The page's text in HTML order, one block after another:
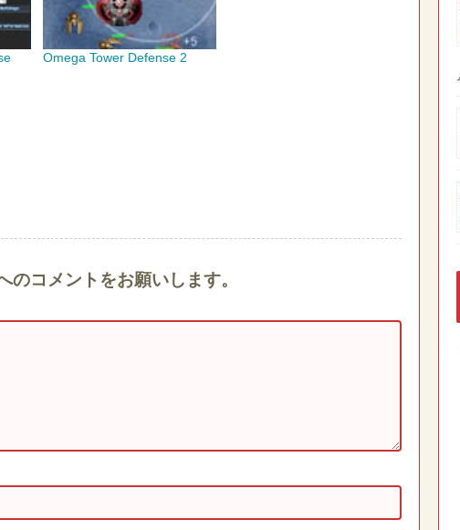
Omega Tower Defense 2
コメントをお願いします。